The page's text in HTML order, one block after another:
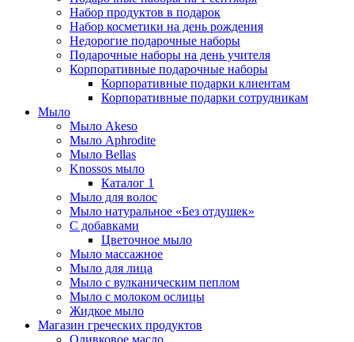
Набор продуктов в подарок
Набор косметики на день рождения
Недорогие подарочные наборы
Подарочные наборы на день учителя
Корпоративные подарочные наборы
Корпоративные подарки клиентам
Корпоративные подарки сотрудникам
Мыло
Мыло Akeso
Мыло Aphrodite
Мыло Bellas
Knossos мыло
Каталог 1
Мыло для волос
Мыло натуральное «Без отдушек»
С добавками
Цветочное мыло
Мыло массажное
Мыло для лица
Мыло с вулканическим пеплом
Мыло с молоком ослицы
Жидкое мыло
Магазин греческих продуктов
Оливковое масло